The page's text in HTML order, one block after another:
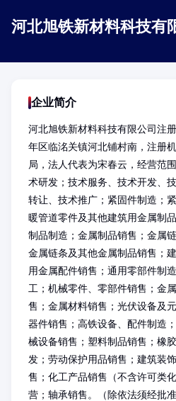
河北旭铁新材料科技有
企业简介
河北旭铁新材料科技有限公司注
年区临洺关镇河北铺村南，注册
局，法人代表为宋春云，经营范
术研发；技术服务、技术开发、
转让、技术推广；紧固件制造；
暖管道零件及其他建筑用金属制
制品制造；金属制品销售；金属
金属链条及其他金属制品销售；
用金属配件销售；通用零部件制
工；机械零件、零部件销售；金
售；金属材料销售；光伏设备及
器件销售；高铁设备、配件制造
械设备销售；塑料制品销售；橡
发；劳动保护用品销售；建筑装
售；化工产品销售（不含许可类
营；轴承销售。（除依法须经批